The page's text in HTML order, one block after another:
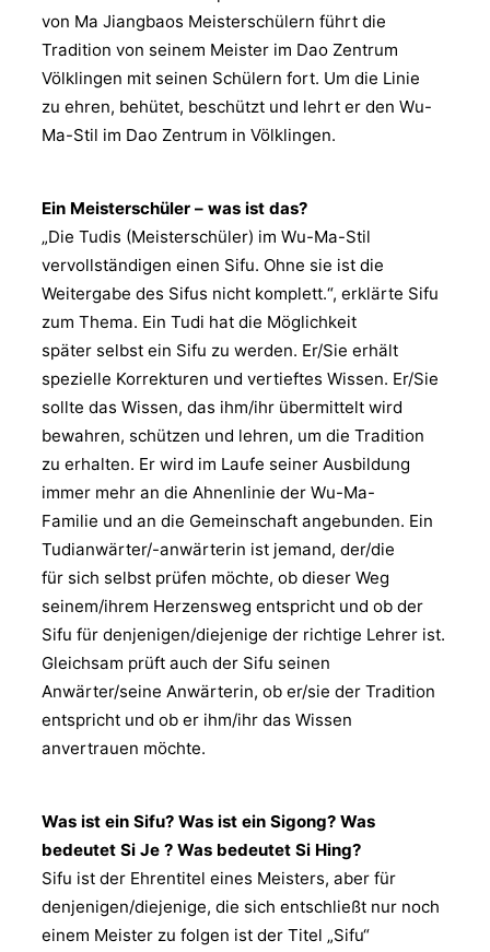
von Ma Jiangbaos Meisterschülern führt die
Tradition von seinem Meister im Dao Zentrum
Völklingen mit seinen Schülern fort. Um die Linie
zu ehren, behütet, beschützt und lehrt er den Wu-
Ma-Stil im Dao Zentrum in Völklingen.
Ein Meisterschüler – was ist das?
„Die Tudis (Meisterschüler) im Wu-Ma-Stil
vervollständigen einen Sifu. Ohne sie ist die
Weitergabe des Sifus nicht komplett.“, erklärte Sifu
zum Thema. Ein Tudi hat die Möglichkeit
später selbst ein Sifu zu werden. Er/Sie erhält
spezielle Korrekturen und vertieftes Wissen. Er/Sie
sollte das Wissen, das ihm/ihr übermittelt wird
bewahren, schützen und lehren, um die Tradition
zu erhalten. Er wird im Laufe seiner Ausbildung
immer mehr an die Ahnenlinie der Wu-Ma-
Familie und an die Gemeinschaft angebunden. Ein
Tudianwärter/-anwärterin ist jemand, der/die
für sich selbst prüfen möchte, ob dieser Weg
seinem/ihrem Herzensweg entspricht und ob der
Sifu für denjenigen/diejenige der richtige Lehrer ist.
Gleichsam prüft auch der Sifu seinen
Anwärter/seine Anwärterin, ob er/sie der Tradition
entspricht und ob er ihm/ihr das Wissen
anvertrauen möchte.
Was ist ein Sifu? Was ist ein Sigong? Was
bedeutet Si Je ? Was bedeutet Si Hing?
Sifu ist der Ehrentitel eines Meisters, aber für
denjenigen/diejenige, die sich entschließt nur noch
einem Meister zu folgen ist der Titel „Sifu“